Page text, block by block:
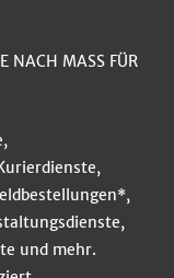
NACH MASS FÜR
und mehr.